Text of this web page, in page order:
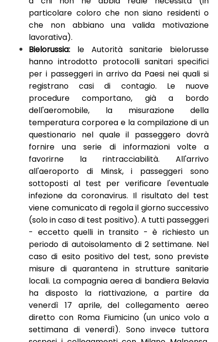
particolare coloro che non siano residenti o
che non abbiano una valida motivazione
lavorativa).
Bielorussia: le Autorità sanitarie bielorusse
hanno introdotto protocolli sanitari specifici
per i passeggeri in arrivo da Paesi nei quali si
registrano casi di contagio. Le nuove
procedure comportano, già a bordo
dell'aeromobile, la misurazione della
temperatura corporea e la compilazione di un
questionario nel quale il passeggero dovrà
fornire una serie di informazioni volte a
favorirne la rintracciabilità. All'arrivo
all'aeroporto di Minsk, i passeggeri sono
sottoposti al test per verificare l'eventuale
infezione da coronavirus. Il risultato del test
viene comunicato di regola il giorno successivo
(solo in caso di test positivo). A tutti passeggeri
- eccetto quelli in transito - è richiesto un
periodo di autoisolamento di 2 settimane. Nel
caso di esito positivo del test, sono previste
misure di quarantena in strutture sanitarie
locali. La compagnia aerea di bandiera Belavia
ha disposto la riattivazione, a partire da
venerdì 17 aprile, del collegamento aereo
diretto con Roma Fiumicino (un unico volo a
settimana di venerdì). Sono invece tuttora